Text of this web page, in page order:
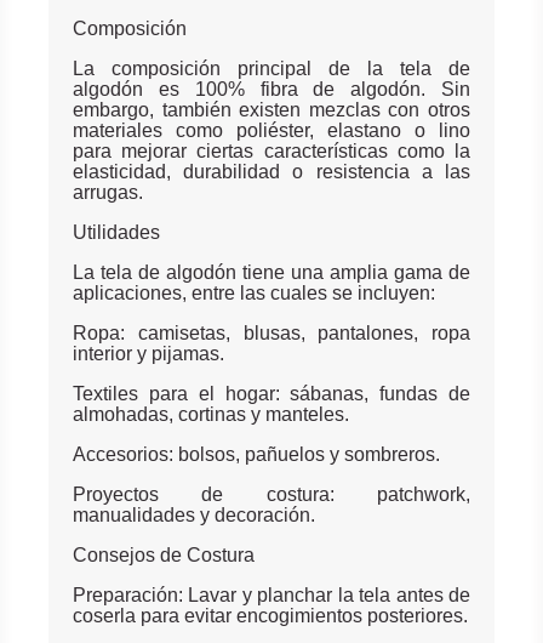
Composición
La composición principal de la tela de
algodón es 100% fibra de algodón. Sin
embargo, también existen mezclas con otros
materiales como poliéster, elastano o lino
para mejorar ciertas características como la
elasticidad, durabilidad o resistencia a las
arrugas.
Utilidades
La tela de algodón tiene una amplia gama de
aplicaciones, entre las cuales se incluyen:
Ropa: camisetas, blusas, pantalones, ropa
interior y pijamas.
Textiles para el hogar: sábanas, fundas de
almohadas, cortinas y manteles.
Accesorios: bolsos, pañuelos y sombreros.
Proyectos de costura: patchwork,
manualidades y decoración.
Consejos de Costura
Preparación: Lavar y planchar la tela antes de
coserla para evitar encogimientos posteriores.